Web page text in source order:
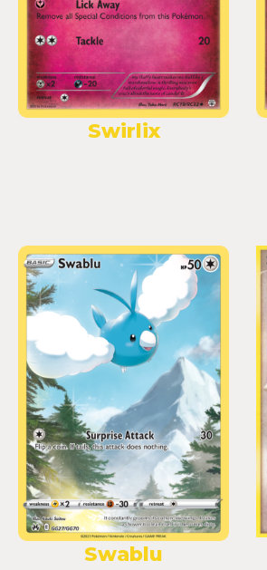
Swirlix
Swablu